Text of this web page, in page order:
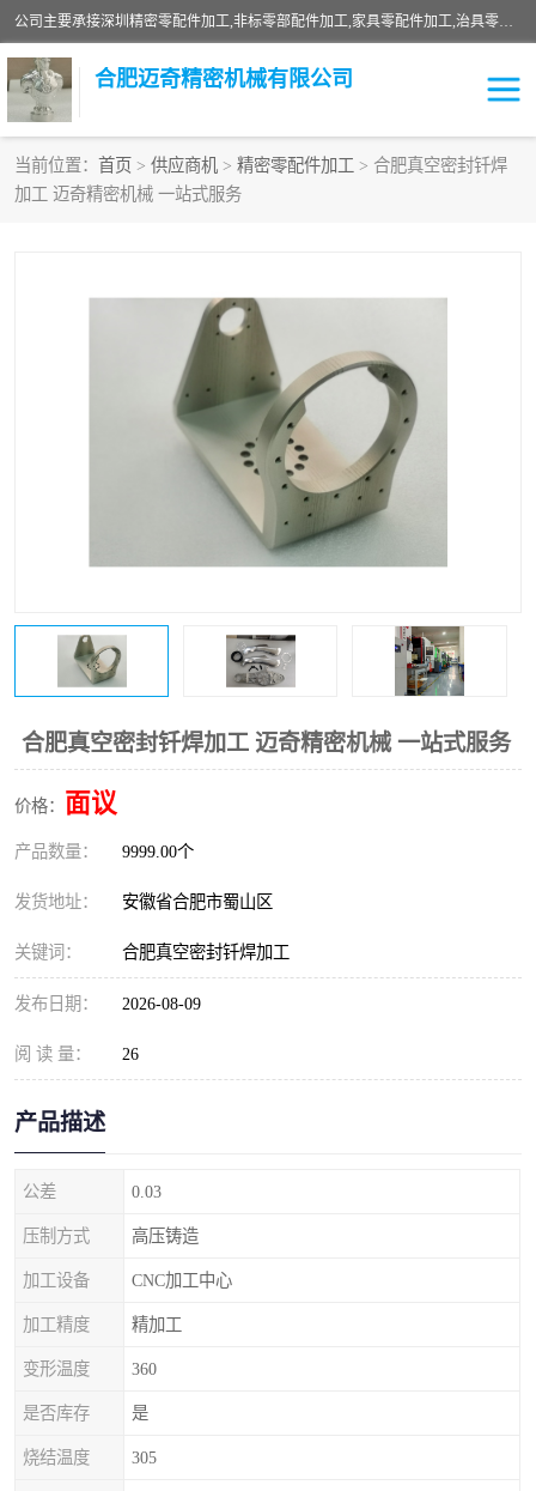
公司主要承接深圳精密零配件加工,非标零部配件加工,家具零配件加工,治具零配件加工,安徽精密零配件加工等各种各种精密机械加工，欢迎来来电咨询！
合肥迈奇精密机械有限公司
当前位置： 首页 > 供应商机 > 精密零配件加工 > 合肥真空密封钎焊
加工 迈奇精密机械 一站式服务
合肥真空密封钎焊加工 迈奇精密机械 一站式服务
价格： 面议
产品数量： 9999.00个
发货地址： 安徽省合肥市蜀山区
关键词： 合肥真空密封钎焊加工
发布日期： 2026-08-09
阅 读 量： 26
产品描述
公差 0.03
压制方式 高压铸造
加工设备 CNC加工中心
加工精度 精加工
变形温度 360
是否库存 是
烧结温度 305
铣床加工
机床零件加工
数控机床加工